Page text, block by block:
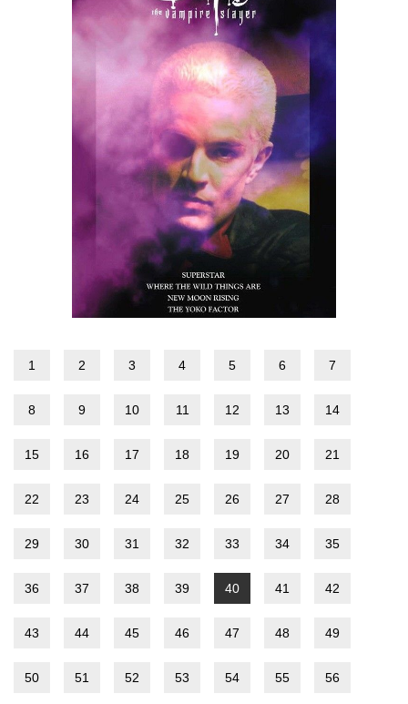
1 2 3 4 5 6 7
8 9 10 11 12 13 14
15 16 17 18 19 20 21
22 23 24 25 26 27 28
29 30 31 32 33 34 35
36 37 38 39 40 41 42
43 44 45 46 47 48 49
50 51 52 53 54 55 56